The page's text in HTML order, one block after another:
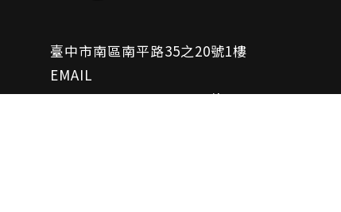
臺中市南區南平路35之20號1樓
EMAIL
sports.spn.news@gmail.com